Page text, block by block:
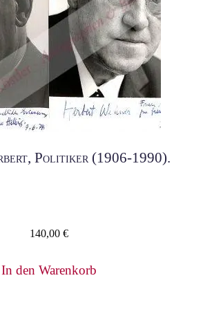
Politiker (1906-1990).
140,00 €
In den Warenkorb